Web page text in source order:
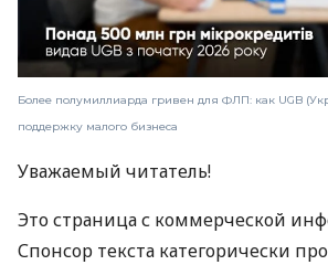
Более полумиллиарда гривен для ФЛП: как UGB
поддержку малого бизнеса
Уважаемый читатель!
Это страница с коммерческой
Спонсор текста категорически